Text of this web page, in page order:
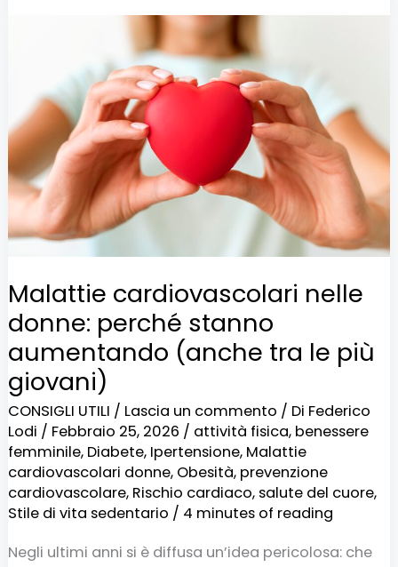
Malattie cardiovascolari nelle
donne: perché stanno
aumentando (anche tra le più
giovani)
CONSIGLI UTILI / Lascia un commento / Di Federico
Lodi / Febbraio 25, 2026 / attività fisica, benessere
femminile, Diabete, Ipertensione, Malattie
cardiovascolari donne, Obesità, prevenzione
cardiovascolare, Rischio cardiaco, salute del cuore,
Stile di vita sedentario / 4 minutes of reading
Negli ultimi anni si è diffusa un’idea pericolosa: che
cardiovascolari
donne:
perché
stanno
aumentando
(anche
le
più